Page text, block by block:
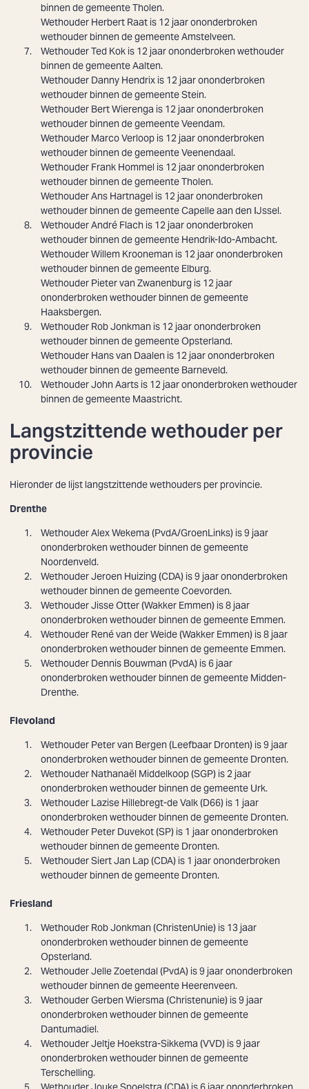
binnen de gemeente Tholen.
Wethouder Herbert Raat is 12 jaar ononderbroken
wethouder binnen de gemeente Amstelveen.
WethouderTed Kok is 12 jaar ononderbroken wethouder
binnen de gemeente Aalten.
Wethouder Danny Hendrix is 12 jaar ononderbroken
wethouder binnen de gemeente Stein.
Wethouder Bert Wierenga is 12 jaar ononderbroken
wethouder binnen de gemeente Veendam.
Wethouder Marco Verloop is 12 jaar ononderbroken
wethouder binnen de gemeente Veenendaal.
Wethouder Frank Hommel is 12 jaar ononderbroken
wethouder binnen de gemeente Tholen.
WethouderAns Hartnagel is 12 jaar ononderbroken
wethouder binnen de gemeente Capelle aan den IJssel.
WethouderAndré Flach is 12 jaar ononderbroken
wethouder binnen de gemeente Hendrik-Ido-Ambacht.
WethouderWillem Krooneman is 12 jaar ononderbroken
wethouder binnen de gemeente Elburg.
Wethouder Pieter van Zwanenburg is 12 jaar
ononderbroken wethouder binnen de gemeente
Haaksbergen.
Wethouder Rob Jonkman is 12 jaar ononderbroken
wethouder binnen de gemeente Opsterland.
Wethouder Hans van Daalen is 12 jaar ononderbroken
wethouder binnen de gemeente Barneveld.
WethouderJohn Aarts is 12 jaar ononderbroken wethouder
binnen de gemeente Maastricht.
Langstzittende wethouder per
provincie
Hieronder de lijst langstzittende wethouders per provincie.
Drenthe
Wethouder Alex Wekema (PvdA/GroenLinks) is 9 jaar
ononderbroken wethouder binnen de gemeente
Noordenveld.
WethouderJeroen Huizing (CDA) is 9 jaar ononderbroken
wethouder binnen de gemeente Coevorden.
WethouderJisse Otter(Wakker Emmen) is 8 jaar
ononderbroken wethouder binnen de gemeente Emmen.
Wethouder René van der Weide(Wakker Emmen) is 8 jaar
ononderbroken wethouder binnen de gemeente Emmen.
Wethouder Dennis Bouwman (PvdA) is 6 jaar
ononderbroken wethouder binnen de gemeente Midden-
Drenthe.
Flevoland
Wethouder Peter van Bergen (Leefbaar Dronten) is 9 jaar
ononderbroken wethouder binnen de gemeente Dronten.
Wethouder Nathanaël Middelkoop(SGP) is 2 jaar
ononderbroken wethouder binnen de gemeente Urk.
Wethouder Lazise Hillebregt-de Valk(D66) is 1 jaar
ononderbroken wethouder binnen de gemeente Dronten.
Wethouder Peter Duvekot(SP) is 1 jaar ononderbroken
wethouder binnen de gemeente Dronten.
WethouderSiert Jan Lap(CDA) is 1 jaar ononderbroken
wethouder binnen de gemeente Dronten.
Friesland
Wethouder Rob Jonkman (ChristenUnie) is 13 jaar
ononderbroken wethouder binnen de gemeente
Opsterland.
WethouderJelle Zoetendal (PvdA) is 9 jaar ononderbroken
wethouder binnen de gemeente Heerenveen.
WethouderGerben Wiersma (Christenunie) is 9 jaar
ononderbroken wethouder binnen de gemeente
Dantumadiel.
WethouderJeltje Hoekstra-Sikkema (VVD) is 9 jaar
ononderbroken wethouder binnen de gemeente
Terschelling.